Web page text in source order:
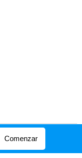
Comenzar